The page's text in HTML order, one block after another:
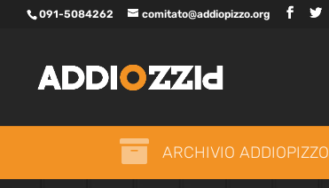
091-5084262 comitato@addiopizzo.org
 ARCHIVIO ADDIOPIZZO